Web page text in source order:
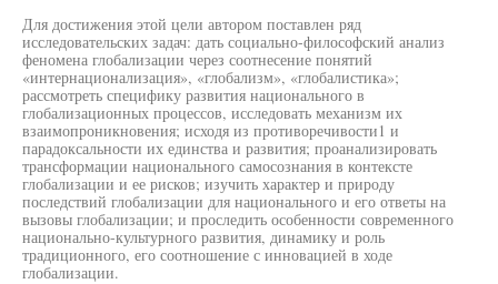
Для достижения этой цели автором поставлен ряд
исследовательских задач: дать социально-философский анализ
феномена глобализации через соотнесение понятий
«интернационализация», «глобализм», «глобалистика»;
рассмотреть специфику развития национального в
глобализационных процессов, исследовать механизм их
взаимопроникновения; исходя из противоречивости1 и
парадоксальности их единства и развития; проанализировать
трансформации национального самосознания в контексте
глобализации и ее рисков; изучить характер и природу
последствий глобализации для национального и его ответы на
вызовы глобализации; и проследить особенности современного
национально-культурного развития, динамику и роль
традиционного, его соотношение с инновацией в ходе
глобализации.